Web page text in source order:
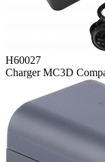
H60027
Charger MC3D